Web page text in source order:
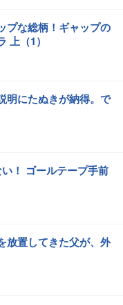
プな総柄！ギャップの
上（1）
明にたぬきが納得。で
！ ゴールテープ手前
放置してきた父が、外